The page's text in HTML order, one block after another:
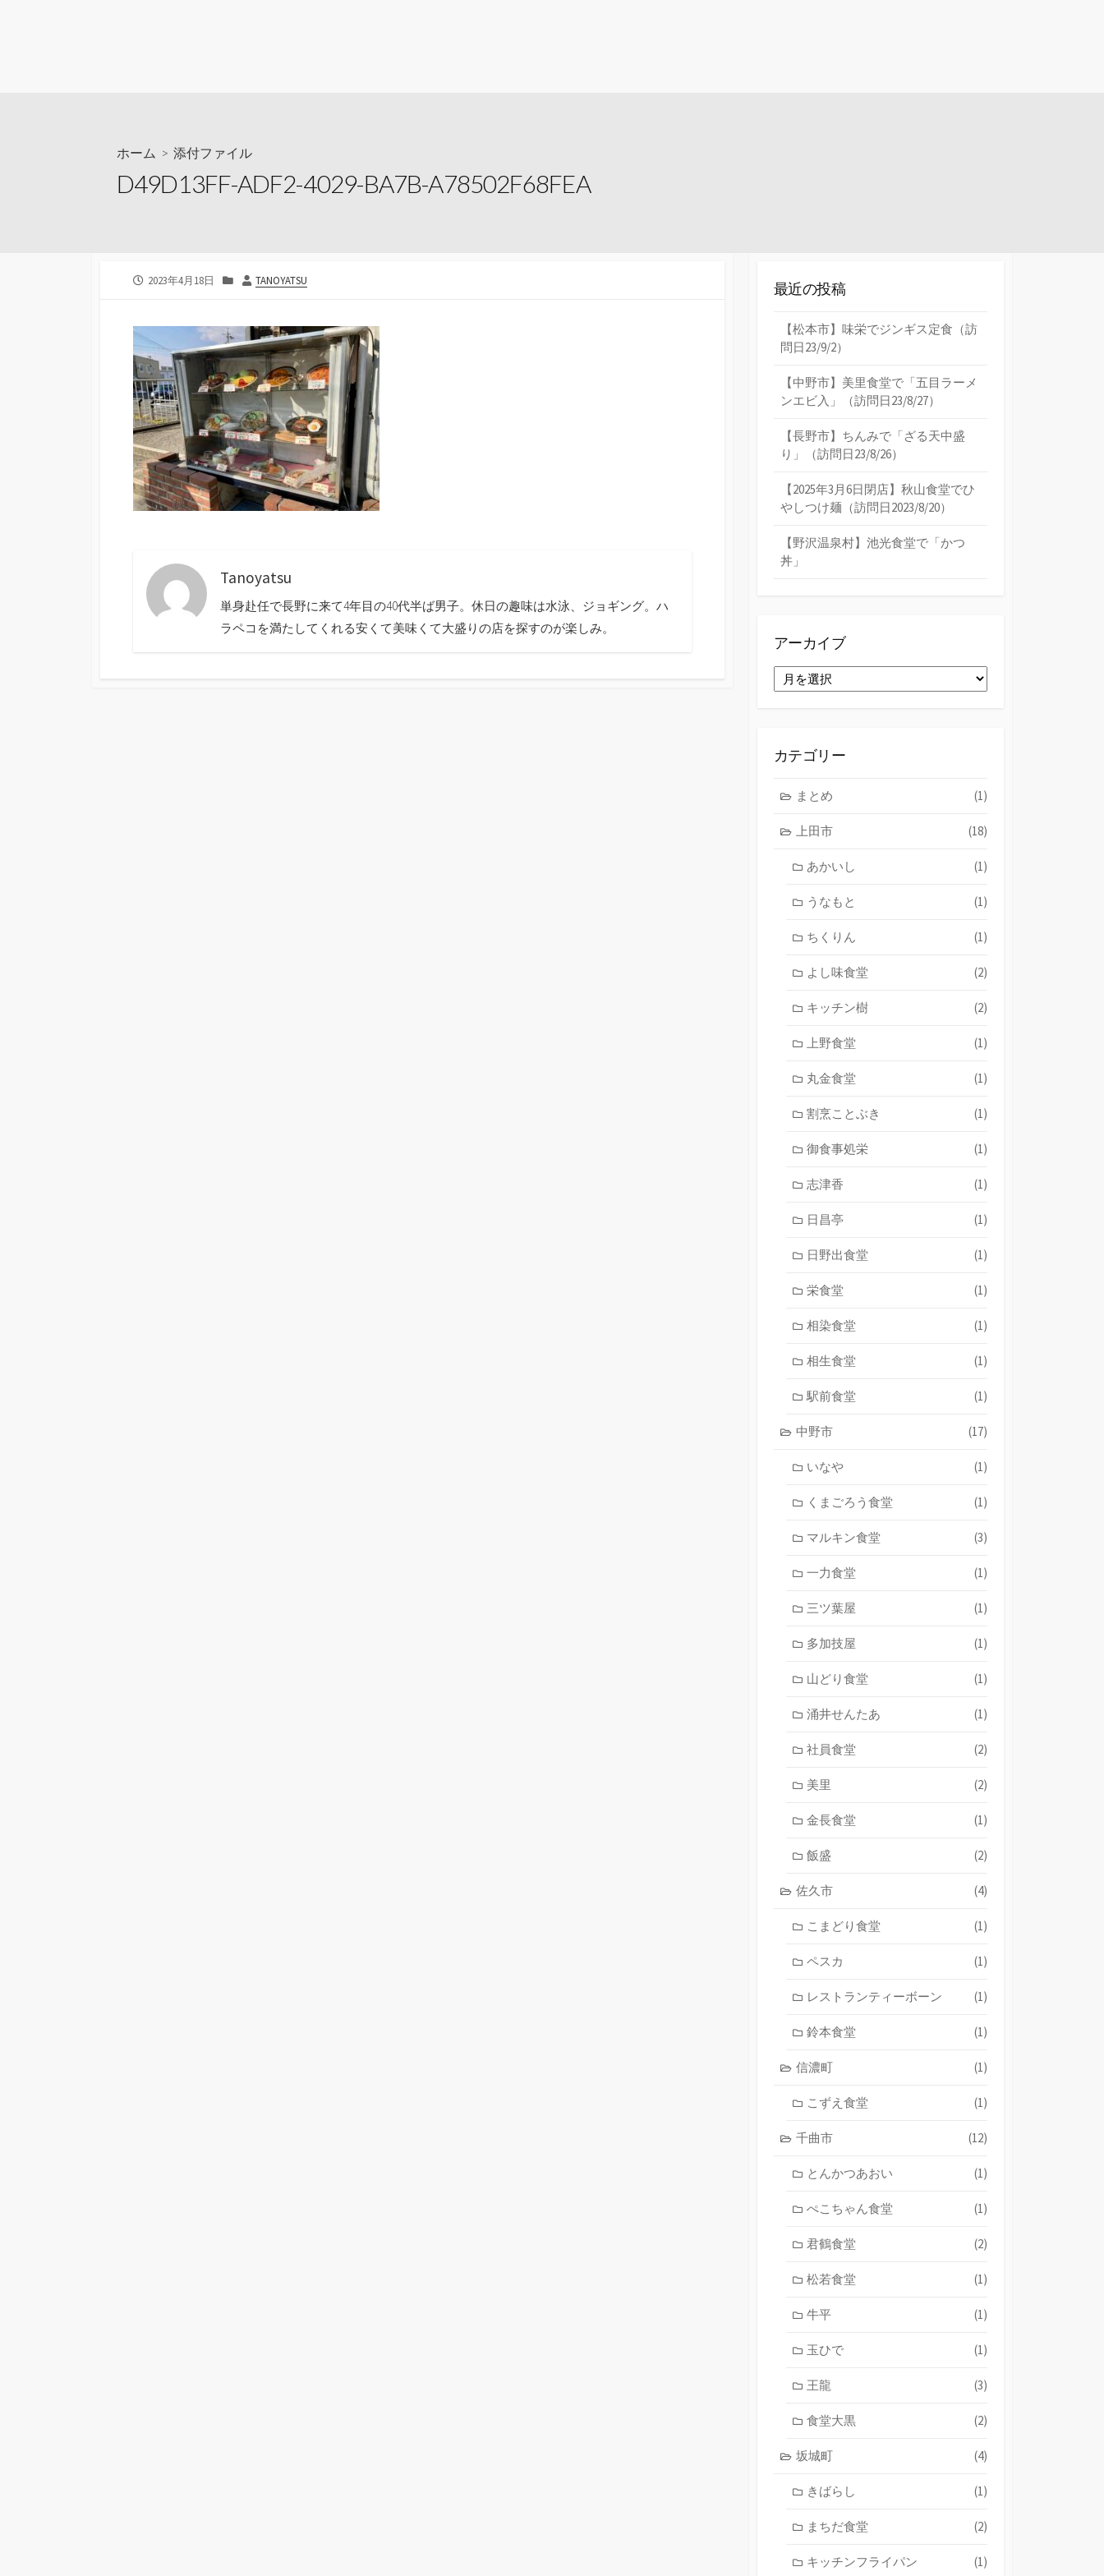
ホーム > 添付ファイル
D49D13FF-ADF2-4029-BA7B-A78502F68FEA
公
2023年4月18日
カ
リ
ー
投
TANOYATSU
Tanoyatsu
単身赴任で長野に来て4年目の40代半ば男子。休日の趣味は水泳、ジョギング。ハ
ラペコを満たしてくれる安くて美味くて大盛りの店を探すのが楽しみ。
最近の投稿
【松本市】味栄でジンギス定食（訪
問日23/9/2）
【中野市】美里食堂で「五目ラーメ
ンエビ入」（訪問日23/8/27）
【長野市】ちんみで「ざる天中盛
り」（訪問日23/8/26）
【2025年3月6日閉店】秋山食堂でひ
やしつけ麺（訪問日2023/8/20）
【野沢温泉村】池光食堂で「かつ
丼」
アーカイブ
ー
カテゴリー
まとめ (1)
上田市 (18)
あかいし (1)
うなもと (1)
ちくりん (1)
よし味食堂 (2)
キッチン樹 (2)
上野食堂 (1)
丸金食堂 (1)
割烹ことぶき (1)
御食事処栄 (1)
志津香 (1)
日昌亭 (1)
日野出食堂 (1)
栄食堂 (1)
相染食堂 (1)
相生食堂 (1)
駅前食堂 (1)
中野市 (17)
いなや (1)
くまごろう食堂 (1)
マルキン食堂 (3)
一力食堂 (1)
三ツ葉屋 (1)
多加技屋 (1)
山どり食堂 (1)
涌井せんたあ (1)
社員食堂 (2)
美里 (2)
金長食堂 (1)
飯盛 (2)
佐久市 (4)
こまどり食堂 (1)
ペスカ (1)
レストランティーボーン (1)
鈴本食堂 (1)
信濃町 (1)
こずえ食堂 (1)
千曲市 (12)
とんかつあおい (1)
ぺこちゃん食堂 (1)
君鶴食堂 (2)
松若食堂 (1)
牛平 (1)
玉ひで (1)
王龍 (3)
食堂大黒 (2)
坂城町 (4)
きばらし (1)
まちだ食堂 (2)
キッチンフライパン (1)